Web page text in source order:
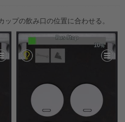
ップの飲み口の位置に合わせる。